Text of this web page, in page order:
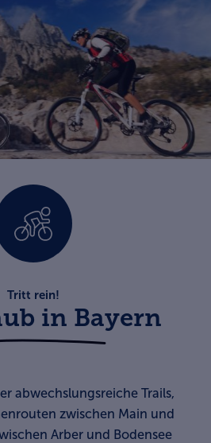
Tritt rein!
in Bayern
abwechslungsreiche Trails,
zwischen Main und
Arber und Bodensee